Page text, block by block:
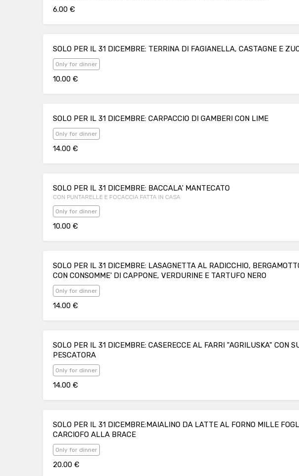
6.00 €
SOLO PER IL 31 DICEMBRE: TERRINA DI FAGIANELLA, CASTAGNE E
Only for dinner
10.00 €
SOLO PER IL 31 DICEMBRE: CARPACCIO DI GAMBERI CON LIME
Only for dinner
14.00 €
SOLO PER IL 31 DICEMBRE: BACCALA' MANTECATO
CON PUNTARELLE E FOCACCIA FATTA IN CASA
Only for dinner
10.00 €
SOLO PER IL 31 DICEMBRE: LASAGNETTA AL RADICCHIO,
CON CONSOMME' DI CAPPONE, VERDURINE E TARTUFO NERO
Only for dinner
14.00 €
SOLO PER IL 31 DICEMBRE: CASERECCE AL FARRI "AGRILUSKA" CON
PESCATORA
Only for dinner
14.00 €
SOLO PER IL 31 DICEMBRE:MAIALINO DA LATTE AL FORNO MILLE
CARCIOFO ALLA BRACE
Only for dinner
20.00 €